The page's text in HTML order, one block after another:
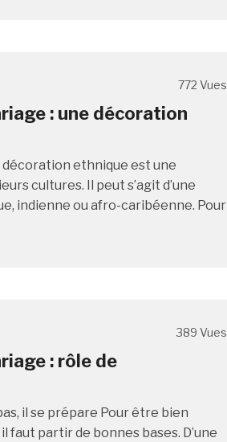
772 Vues
: une décoration
ethnique est une
cultures. Il peut s’agit d’une
indienne ou afro-caribéenne. Pour
389 Vues
: rôle de
il se prépare Pour être bien
faut partir de bonnes bases. D’une